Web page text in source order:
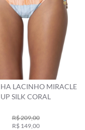
LACINHO MIRACLE
UP SILK CORAL
R$ 209,00
R$ 149,00